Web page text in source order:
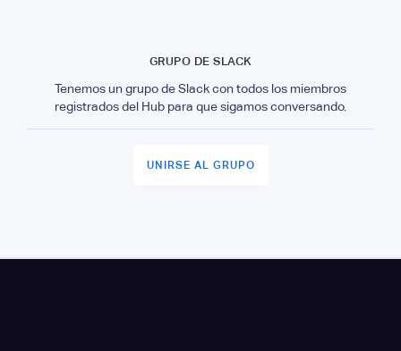
GRUPO DE SLACK
Tenemos un grupo de Slack con todos los miembros
registrados del Hub para que sigamos conversando.
UNIRSE AL GRUPO